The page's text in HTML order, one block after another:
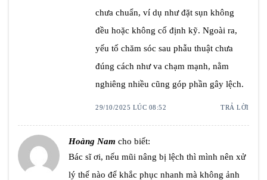
chưa chuẩn, ví dụ như đặt sụn không
đều hoặc không cố định kỹ. Ngoài ra,
yếu tố chăm sóc sau phẫu thuật chưa
đúng cách như va chạm mạnh, nằm
nghiêng nhiều cũng góp phần gây lệch.
29/10/2025 LÚC 08:52 TRẢ LỜI
Hoàng Nam cho biết:
Bác sĩ ơi, nếu mũi nâng bị lệch thì mình nên xử
lý thế nào để khắc phục nhanh mà không ảnh